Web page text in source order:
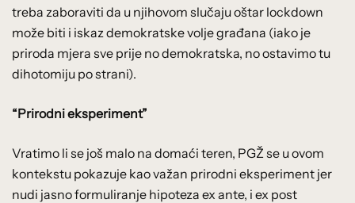
treba zaboraviti da u njihovom slučaju oštar lockdown
može biti i iskaz demokratske volje građana (iako je
priroda mjera sve prije no demokratska, no ostavimo tu
dihotomiju po strani).
“Prirodni eksperiment”
Vratimo li se još malo na domaći teren, PGŽ se u ovom
kontekstu pokazuje kao važan prirodni eksperiment jer
nudi jasno formuliranje hipoteza ex ante, i ex post